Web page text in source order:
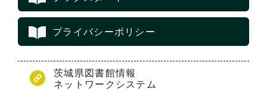
プライバシーポリシー
茨城県図書館情報
ネットワークシステム